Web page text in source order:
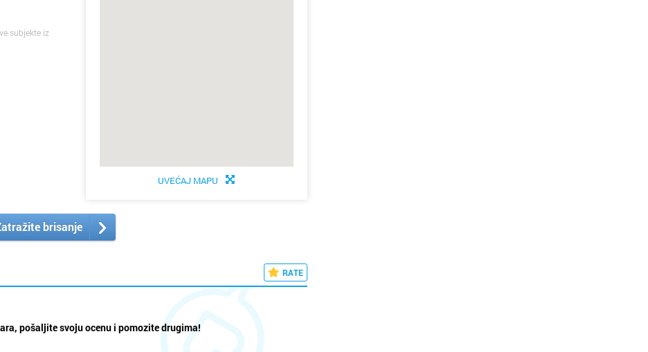
subjekte iz
UVEĆAJ MAPU
brisanje
RATE
pošaljite svoju ocenu i pomozite drugima!